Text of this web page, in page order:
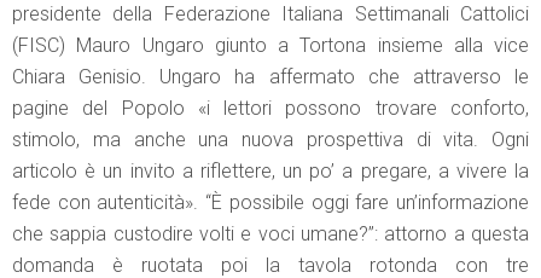
presidente della Federazione Italiana Settimanali Cattolici
(FISC) Mauro Ungaro giunto a Tortona insieme alla vice
Chiara Genisio. Ungaro ha affermato che attraverso le
pagine del Popolo «i lettori possono trovare conforto,
stimolo, ma anche una nuova prospettiva di vita. Ogni
articolo è un invito a riflettere, un po’ a pregare, a vivere la
fede con autenticità». “È possibile oggi fare un’informazione
che sappia custodire volti e voci umane?”: attorno a questa
domanda è ruotata poi la tavola rotonda con tre